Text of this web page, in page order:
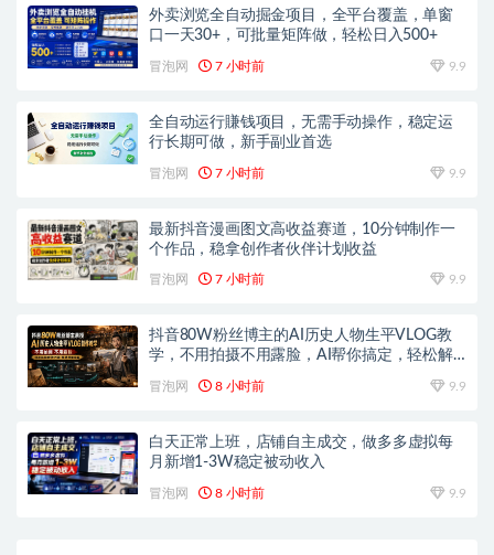
外卖浏览全自动掘金项目，全平台覆盖，单窗
口一天30+，可批量矩阵做，轻松日入500+
冒泡网 7 小时前 9.9
全自动运行賺钱项目，无需手动操作，稳定运
行长期可做，新手副业首选
冒泡网 7 小时前 9.9
最新抖音漫画图文高收益赛道，10分钟制作一
个作品，稳拿创作者伙伴计划收益
冒泡网 7 小时前 9.9
抖音80W粉丝博主的AI历史人物生平VLOG教
学，不用拍摄不用露脸，AI帮你搞定，轻松解
冒泡网 8 小时前 9.9
白天正常上班，店铺自主成交，做多多虚拟每
月新增1-3W稳定被动收入
冒泡网 8 小时前 9.9